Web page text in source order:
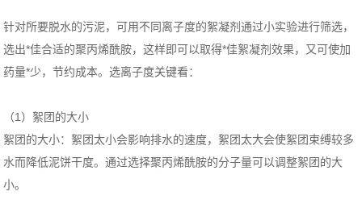
针对所要脱水的污泥，可用不同离子度的絮凝剂通过小实验进行筛选，
选出*佳合适的聚丙烯酰胺，这样即可以取得*佳絮凝剂效果，又可使加
药量*少，节约成本。选离子度关键看：
（1）絮团的大小
絮团的大小：絮团太小会影响排水的速度，絮团太大会使絮团束缚较多
水而降低泥饼干度。通过选择聚丙烯酰胺的分子量可以调整絮团的大
小。